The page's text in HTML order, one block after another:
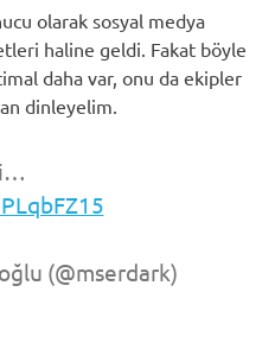
olarak sosyal medya
haline geldi. Fakat böyle
daha var, onu da ekipler
dinleyelim.
(@mserdark)